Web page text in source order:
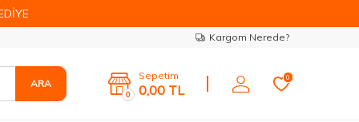
Kargom Nerede?
ARA
0
Sepetim
0,00 TL
0